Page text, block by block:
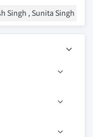
Singh , Sunita Singh